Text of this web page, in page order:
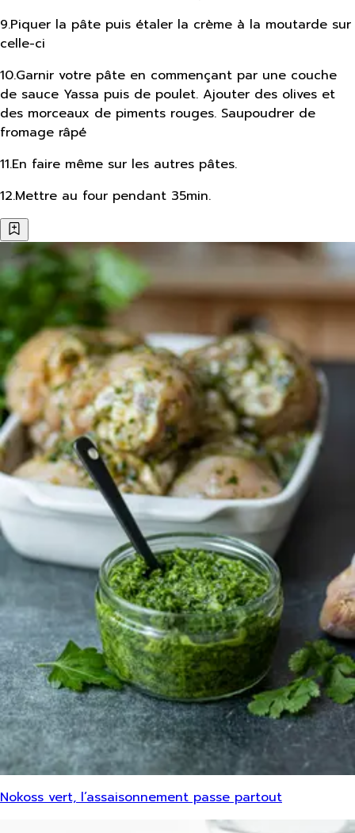
9.Piquer la pâte puis étaler la crème à la moutarde sur
celle-ci
10.Garnir votre pâte en commençant par une couche
de sauce Yassa puis de poulet. Ajouter des olives et
des morceaux de piments rouges. Saupoudrer de
fromage râpé
11.En faire même sur les autres pâtes.
12.Mettre au four pendant 35min.
Nokoss vert, l’assaisonnement passe partout